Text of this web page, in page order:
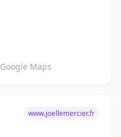
Google Maps
www.joellemercier.fr